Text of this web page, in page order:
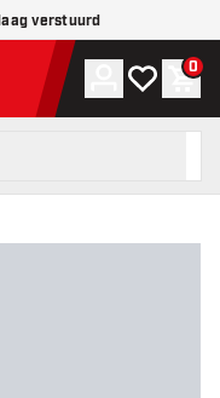
verstuurd
Account
Mijn 0